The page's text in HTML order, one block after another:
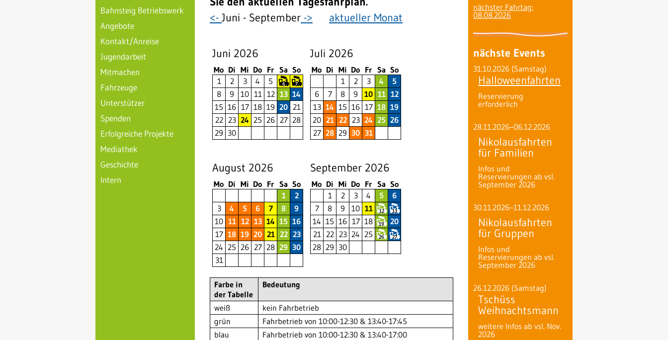
<- Juni - September -> aktueller Monat
Juni 2026
Mo Di Mi Do Fr Sa So
1
2 3 4 5 6 7
8 9 10 11 12 13 14
15 16 17 18 19 20 21
22 23 24 25 26 27 28
29 30
Juli 2026
Mo Di Mi Do Fr Sa So
1
2 3 4
5
6
7 8 9 10 11 12
13 14 15 16 17 18 19
20 21 22 23 24 25 26
27 28 29 30 31
August 2026
Mo Di Mi Do Fr Sa So
1
2
3
4 5 6 7 8
9
10 11 12 13 14 15 16
17 18 19 20 21 22 23
24 25 26 27 28 29 30
31
September 2026
Mo Di Mi Do Fr Sa So
1
2 3 4 5
6
7
8 9 10 11 12 13
14 15 16 17 18 19
20
21 22 23 24 25 26 27
28 29 30
Farbe in
der Tabelle
Bedeutung
weiß
kein Fahrbetrieb
grün
Fahrbetrieb von 10:00-12:30 & 13:40-17:45
blau
Fahrbetrieb von 10:00-12:30 & 13:40-17:00
Bahnsteig Betriebswerk
Angebote
Kontakt/Anreise
Jugendarbeit
Mitmachen
Fahrzeuge
Unterstützer
Spenden
Erfolgreiche Projekte
Mediathek
Geschichte
Intern
nächster Fahrtag:
08.08.2026
nächste Events
31.10.2026 (Samstag)
Halloweenfahrten
Reservierung
erforderlich
28.11.2026–06.12.2026
Nikolausfahrten
für Familien
Infos und
Reservierungen ab vsl.
September 2026
30.11.2026–11.12.2026
Nikolausfahrten
für Gruppen
Infos und
Reservierungen ab vsl.
September 2026
26.12.2026 (Samstag)
Tschüss
Weihnachtsmann
weitere Infos ab vsl. Nov.
2026